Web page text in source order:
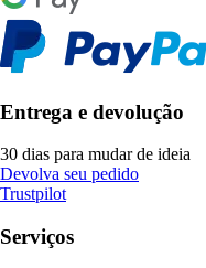
Entrega e devolução
30 dias para mudar de ideia
Devolva seu pedido
Trustpilot
Serviços